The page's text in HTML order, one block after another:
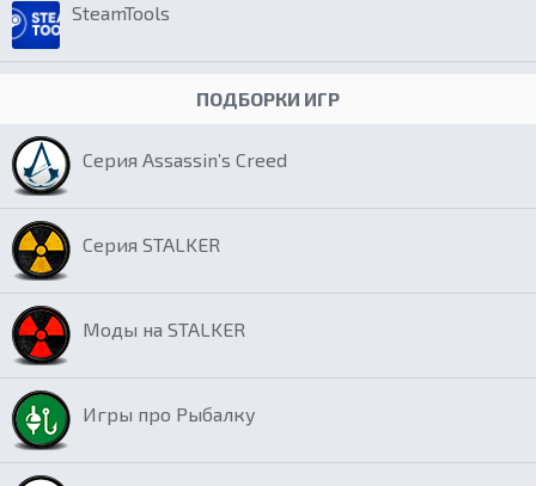
SteamTools
ПОДБОРКИ ИГР
Серия Assassin’s Creed
Серия STALKER
Моды на STALKER
Игры про Рыбалку